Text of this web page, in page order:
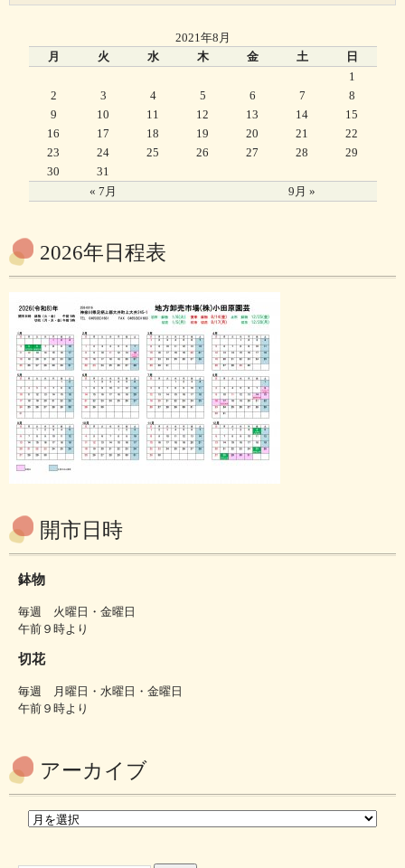
2021年8月
月
火 水 木 金 土 日
« 7月 9月 »
1
2
3 4 5 6 7
8
9
10 11 12 13 14
15
16
17 18 19 20 21
22
23
24 25 26 27 28
29
30
31
2026年日程表
開市日時
鉢物
毎週 火曜日・金曜日
午前９時より
切花
毎週 月曜日・水曜日・金曜日
午前９時より
アーカイブ